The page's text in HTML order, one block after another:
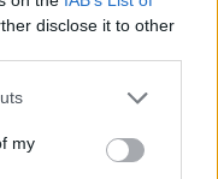
disclose it to other
one or more Google
You may click to
third-party tags to
my
hogy a